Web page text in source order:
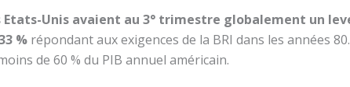
Etats-Unis avaient au 3° trimestre globalement un
% répondant aux exigences de la BRI dans les années 80.
de 60 % du PIB annuel américain.